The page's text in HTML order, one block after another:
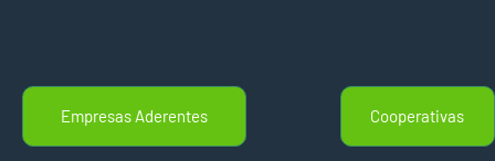
Cooperativas
Empresas Aderentes